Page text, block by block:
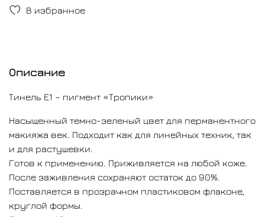
В избранное
Описание
Тинель Е1 – пигмент «Тропики»
Насыщенный темно-зеленый цвет для перманентного
макияжа век. Подходит как для линейных техник, так
и для растушевки.
Готов к применению. Приживляется на любой коже.
После заживления сохраняют остаток до 90%.
Поставляется в прозрачном пластиковом флаконе,
круглой формы.